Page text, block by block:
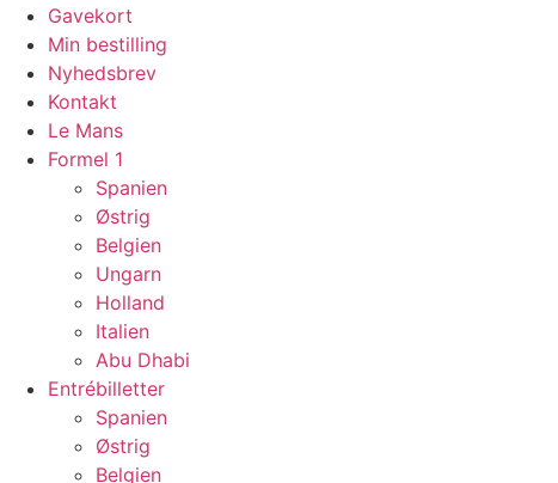
Gavekort
Min bestilling
Nyhedsbrev
Kontakt
Le Mans
Formel 1
Spanien
Østrig
Belgien
Ungarn
Holland
Italien
Abu Dhabi
Entrébilletter
Spanien
Østrig
Belgien